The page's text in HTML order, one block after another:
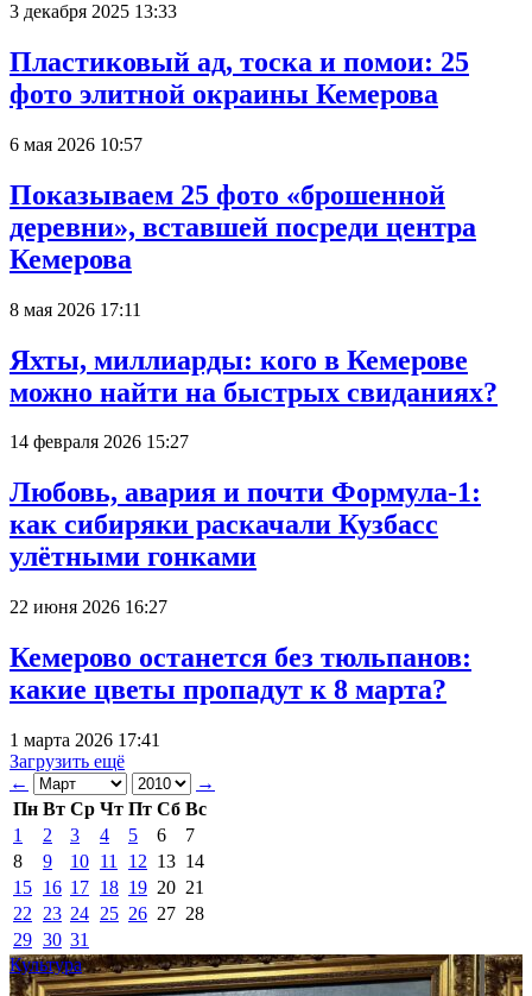
3 декабря 2025 13:33
Пластиковый ад, тоска и помои: 25
фото элитной окраины Кемерова
6 мая 2026 10:57
Показываем 25 фото «брошенной
деревни», вставшей посреди центра
Кемерова
8 мая 2026 17:11
Яхты, миллиарды: кого в Кемерове
можно найти на быстрых свиданиях?
14 февраля 2026 15:27
Любовь, авария и почти Формула-1:
как сибиряки раскачали Кузбасс
улётными гонками
22 июня 2026 16:27
Кемерово останется без тюльпанов:
какие цветы пропадут к 8 марта?
1 марта 2026 17:41
Загрузить ещё
←
→
Пн Вт Ср Чт Пт Сб Вс
1
2 3 4 5 6
7
8
9 10 11 12 13 14
15 16 17 18 19 20 21
22
23 24 25 26 27 28
29 30 31
Культура